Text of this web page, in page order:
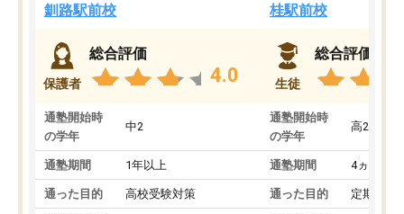
釧路駅前校
保護者
総合評価
4.0
通塾開始時
の学年
中2
通塾期間 1年以上
通った目的 高校受験対策
桂駅前校
生徒
総合評価
通塾開始時
の学年
高2
通塾期間 4ヵ月～1
通った目的 定期テス